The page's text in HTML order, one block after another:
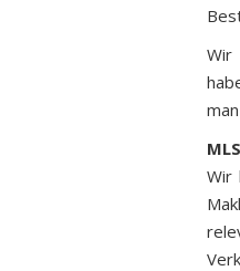
Wir
Wir